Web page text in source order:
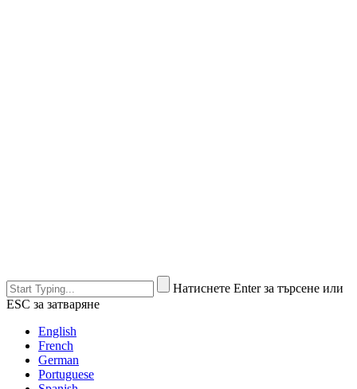
Натиснете Enter за търсене или
ESC за затваряне
English
French
German
Portuguese